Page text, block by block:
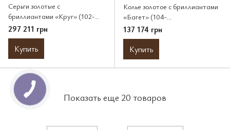
Серьги золотые с
бриллиантами «Круг» (102-
10012/1(4.7))
297 211 грн
Купить
Колье золотое с бриллиантами
«Багет» (104-
10071/1(0.30)BAQ)
137 174 грн
Купить
Показать еще 20 товаров